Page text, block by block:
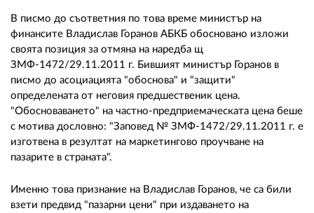
В писмо до съответния по това време министър на
финансите Владислав Горанов АБКБ обосновано изложи
своята позиция за отмяна на наредба щ
ЗМФ-1472/29.11.2011 г. Бившият министър Горанов в
писмо до асоциацията "обоснова" и "защити"
определената от неговия предшественик цена.
"Обосноваването" на частно-предприемаческата цена беше
с мотива дословно: "Заповед № ЗМФ-1472/29.11.2011 г. е
изготвена в резултат на маркетингово проучване на
пазарите в страната".
Именно това признание на Владислав Горанов, че са били
взети предвид "пазарни цени" при издаването на